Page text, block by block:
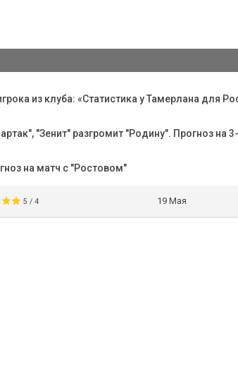
из клуба: «Статистика у Тамерлана для
"Зенит" разгромит "Родину". Прогноз на
на матч с "Ростовом"
5 / 4 19 Мая